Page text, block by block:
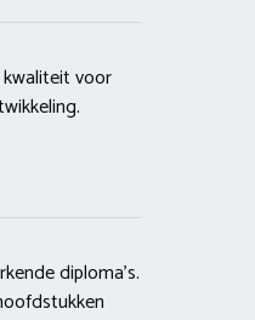
voor
diploma’s.